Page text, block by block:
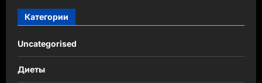
Категории
Uncategorised
Диеты